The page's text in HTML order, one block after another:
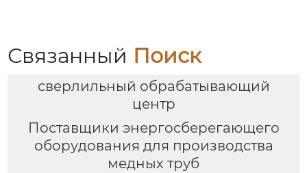
Связанный Поиск
сверлильный обрабатывающий
центр
Поставщики энергосберегающего
оборудования для производства
медных труб